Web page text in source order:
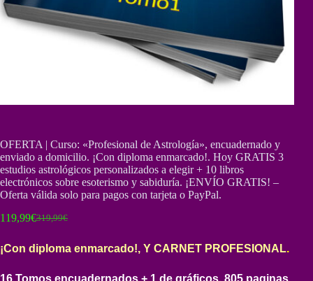
OFERTA | Curso: «Profesional de Astrología», encuadernado y
enviado a domicilio. ¡Con diploma enmarcado!. Hoy GRATIS 3
estudios astrológicos personalizados a elegir + 10 libros
electrónicos sobre esoterismo y sabiduría. ¡ENVÍO GRATIS! –
Oferta válida solo para pagos con tarjeta o PayPal.
319,99€
El
original
319,99€.
119,99€El
actual
119,99€.
¡Con diploma enmarcado!, Y CARNET PROFESIONAL.